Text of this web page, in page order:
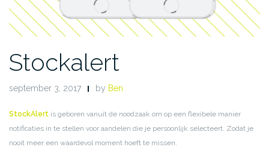
Stockalert
september 3, 2017 by Ben
StockAlert is geboren vanuit de noodzaak om op een flexibele manier
notificaties in te stellen voor aandelen die je persoonlijk selecteert. Zodat je
nooit meer een waardevol moment hoeft te missen.